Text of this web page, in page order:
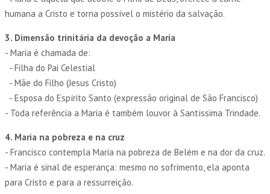
humana a Cristo e torna possível o mistério da salvação.
3. Dimensão trinitária da devoção a Maria
- Maria é chamada de:
- Filha do Pai Celestial
- Mãe do Filho (Jesus Cristo)
- Esposa do Espírito Santo (expressão original de São Francisco)
- Toda referência a Maria é também louvor à Santíssima Trindade.
4. Maria na pobreza e na cruz
- Francisco contempla Maria na pobreza de Belém e na dor da cruz.
- Maria é sinal de esperança: mesmo no sofrimento, ela aponta
para Cristo e para a ressurreição.